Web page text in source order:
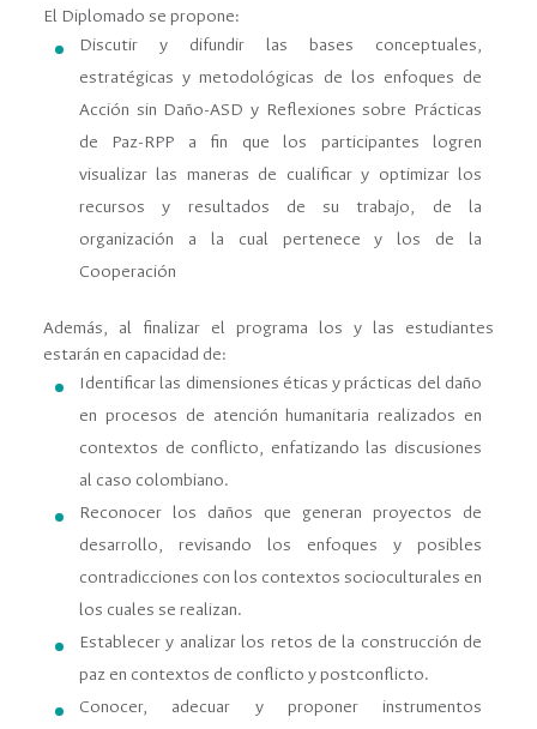
El Diplomado se propone:
Discutir y difundir las bases conceptuales,
estratégicas y metodológicas de los enfoques de
Acción sin Daño-ASD y Reﬂexiones sobre Prácticas
de Paz-RPP a ﬁn que los participantes logren
visualizar las maneras de cualiﬁcar y optimizar los
recursos y resultados de su trabajo, de la
organización a la cual pertenece y los de la
Cooperación
Además, al ﬁnalizar el programa los y las estudiantes
estarán en capacidad de:
Identiﬁcar las dimensiones éticas y prácticas del daño
en procesos de atención humanitaria realizados en
contextos de conﬂicto, enfatizando las discusiones
al caso colombiano.
Reconocer los daños que generan proyectos de
desarrollo, revisando los enfoques y posibles
contradicciones con los contextos socioculturales en
los cuales se realizan.
Establecer y analizar los retos de la construcción de
paz en contextos de conﬂicto y postconﬂicto.
Conocer, adecuar y proponer instrumentos